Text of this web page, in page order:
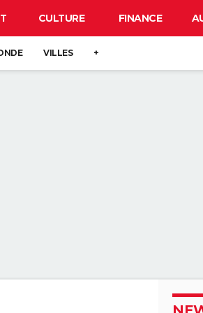
CULTURE FINANCE
VILLES +